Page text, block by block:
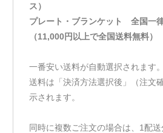
ス）
プレート・ブランケット 全国一
（11,000円以上で全国送料無料）
一番安い送料が自動選択されます。
送料は「決済方法選択後」（注文
示されます。
同時に複数ご注文の場合は、1配